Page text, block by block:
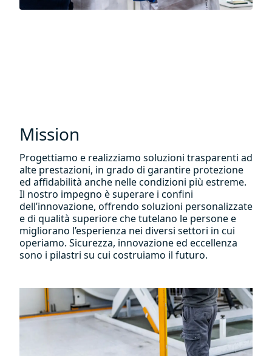
Mission
Progettiamo e realizziamo soluzioni trasparenti ad
alte prestazioni, in grado di garantire protezione
ed affidabilità anche nelle condizioni più estreme.
Il nostro impegno è superare i confini
dell’innovazione, offrendo soluzioni personalizzate
e di qualità superiore che tutelano le persone e
migliorano l’esperienza nei diversi settori in cui
operiamo. Sicurezza, innovazione ed eccellenza
sono i pilastri su cui costruiamo il futuro.